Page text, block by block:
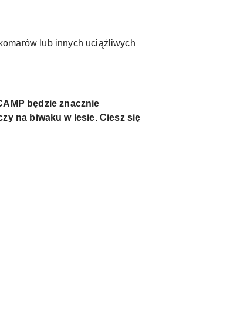
lub innych uciążliwych
będzie znacznie
na biwaku w lesie. Ciesz się